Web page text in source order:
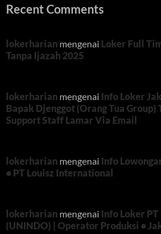
Recent Comments
lokerharian mengenai Loker Full
Tanpa Ijazah 2025
lokerharian mengenai Info Loker
Bapak Djenggot (Orang Tua
Support Staff Lamar Via Email
lokerharian mengenai Info
• PT Louisz International
lokerharian mengenai Info Loker
(UNINDO) | Operator Produksi •